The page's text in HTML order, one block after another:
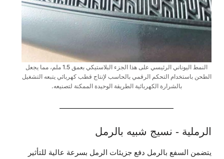
النمط اليوناني الرئيسي على هذا الجزء البلاستيكي بعمق 1.5 ملم، مما يجعل
الطحن باستخدام التحكم الرقمي بالحاسب لإنتاج قطب كهربائي يتبعه التشغيل
بالشرارة الكهربائية الطريقة الوحيدة الممكنة لتصنيعه.
الرملية - نسيج شبيه بالرمل
يتضمن السفع بالرمل دفع جزيئات الرمل بسرعة عالية للتأثير